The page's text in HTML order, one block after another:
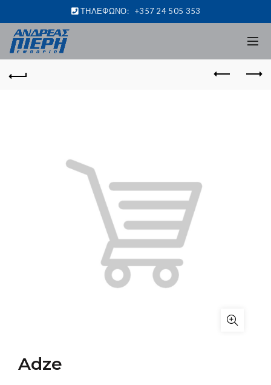
ΤΗΛΕΦΩΝΟ: +357 24 505 353
Adze